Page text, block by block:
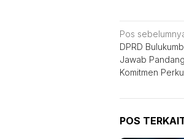
pos
Pos
DPRD
Jawab
Komitmen
POS